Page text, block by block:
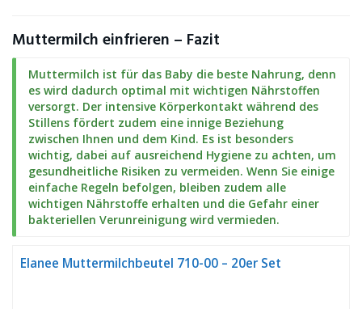
Muttermilch einfrieren – Fazit
Muttermilch ist für das Baby die beste Nahrung, denn
es wird dadurch optimal mit wichtigen Nährstoffen
versorgt. Der intensive Körperkontakt während des
Stillens fördert zudem eine innige Beziehung
zwischen Ihnen und dem Kind. Es ist besonders
wichtig, dabei auf ausreichend Hygiene zu achten, um
gesundheitliche Risiken zu vermeiden. Wenn Sie einige
einfache Regeln befolgen, bleiben zudem alle
wichtigen Nährstoffe erhalten und die Gefahr einer
bakteriellen Verunreinigung wird vermieden.
Elanee Muttermilchbeutel 710-00 – 20er Set